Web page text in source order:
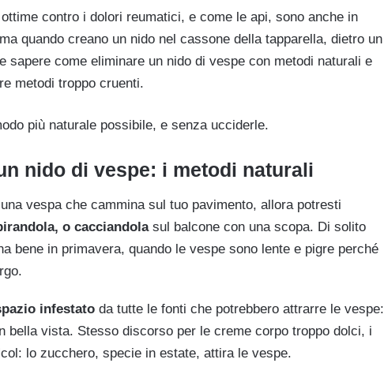
contro i dolori reumatici, e come le api, sono anche in
quando creano un nido nel cassone della tapparella, dietro un
sapere come eliminare un nido di vespe con metodi naturali e
metodi troppo cruenti.
più naturale possibile, e senza ucciderle.
nido di vespe: i metodi naturali
vespa che cammina sul tuo pavimento, allora potresti
o cacciandolasul balcone con una scopa. Di solito
bene in primavera, quando le vespe sono lente e pigre perché
infestato da tutte le fonti che potrebbero attrarre le vespe:
bella vista. Stesso discorso per le creme corpo troppo dolci, i
lo zucchero, specie in estate, attira le vespe.